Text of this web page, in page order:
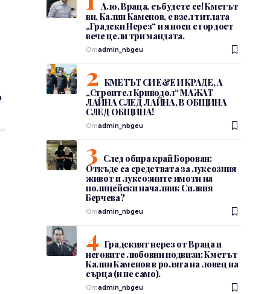
Ало, Враца, събудете се! Кметът
ви, Калин Каменов, е взел титлата
„Градски Нерез“ и я носи с гордост
вече цели три мандата.
Отadmin_nbgeu
КМЕТЪТ СИ Е&Е И КРАДЕ, А
„Строител Криводол“ МАЖАТ
ЛАЙНА СЛЕД ЛАЙНА, В ОБЩИНА
СЛЕД ОБЩИНА!
Отadmin_nbgeu
След обира край Борован:
Откъде са средствата за луксозния
живот и луксозните имоти на
полицейски началник Силвия
Берчева?
Отadmin_nbgeu
Градският нерез от Враца и
неговите любовни подвизи: Кметът
Калин Каменов в ролята на ловец на
сърца (и не само).
Отadmin_nbgeu